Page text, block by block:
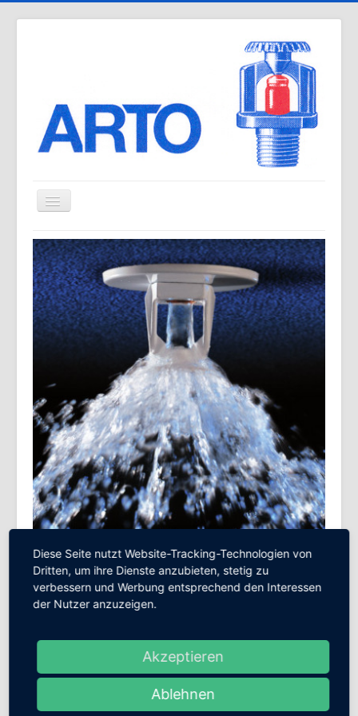
Navigation
an/aus
Home
Portfolio
Sprinkleranlagen
Serviceleistungen
Impressum
Datenschutz
Serviceleistungen
Spülung des Rohrnetzes
Regelmäßige Kontrollen
Überprüfung von Druckwasserbehältern
12,5 und 25 Jahresprüfung auch Altanlagenprüfung
Anlagenüberwachung
Wartungsschieber für Sprinkleranlagen
Reservesprinkler
Diese Seite nutzt Website-Tracking-Technologien von
Dritten, um ihre Dienste anzubieten, stetig zu
verbessern und Werbung entsprechend den Interessen
der Nutzer anzuzeigen.
Akzeptieren
Ablehnen